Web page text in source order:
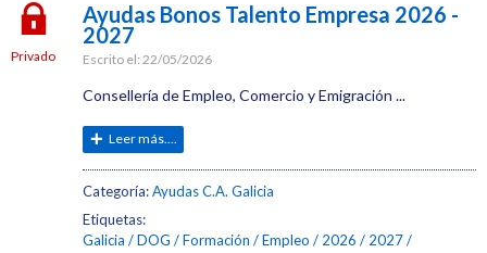
Privado
Ayudas Bonos Talento Empresa 2026 -
2027
Escrito el: 22/05/2026
Consellería de Empleo, Comercio y Emigración ...
Leer más....
Categoría:Ayudas C.A. Galicia
Etiquetas:
Galicia
DOG Formación Empleo 2026 2027